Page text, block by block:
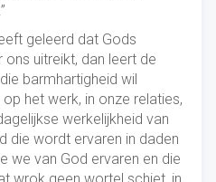
geleerd dat Gods
uitreikt, dan leert de
barmhartigheid wil
het werk, in onze relaties,
werkelijkheid van
die wordt ervaren in daden
we van God ervaren en die